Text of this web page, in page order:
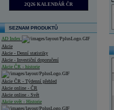
2Q26 KALENDÁŘ ČR
SEZNAM PRODUKTŮ
AD Index
Akcie
Akcie - Denní statistiky
Akcie - Investiční doporučení
Akcie ČR - historie
Akcie ČR - Týdenní přehled
Akcie online - ČR
Akcie online - Svět
Akcie svět - Historie